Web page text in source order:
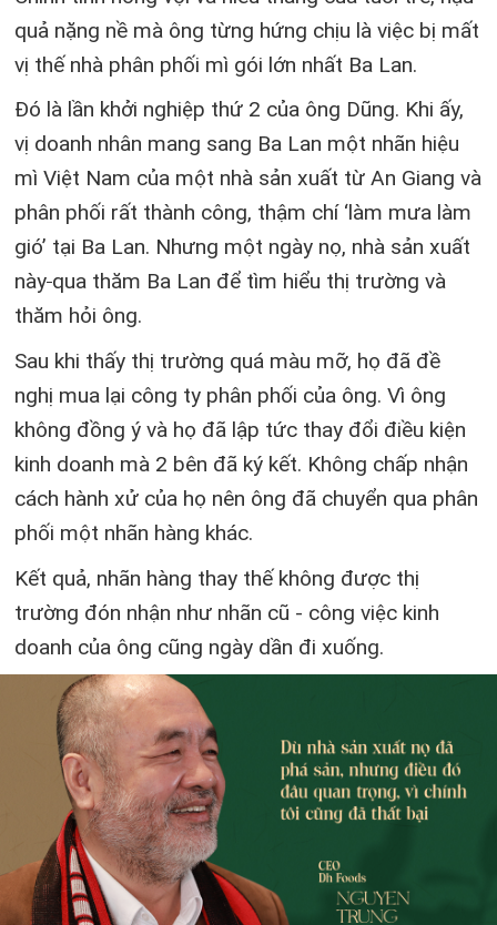
quả nặng nề mà ông từng hứng chịu là việc bị mất
vị thế nhà phân phối mì gói lớn nhất Ba Lan.
Đó là lần khởi nghiệp thứ 2 của ông Dũng. Khi ấy,
vị doanh nhân mang sang Ba Lan một nhãn hiệu
mì Việt Nam của một nhà sản xuất từ An Giang và
phân phối rất thành công, thậm chí ‘làm mưa làm
gió’ tại Ba Lan. Nhưng một ngày nọ, nhà sản xuất
này qua thăm Ba Lan để tìm hiểu thị trường và
thăm hỏi ông.
Sau khi thấy thị trường quá màu mỡ, họ đã đề
nghị mua lại công ty phân phối của ông. Vì ông
không đồng ý và họ đã lập tức thay đổi điều kiện
kinh doanh mà 2 bên đã ký kết. Không chấp nhận
cách hành xử của họ nên ông đã chuyển qua phân
phối một nhãn hàng khác.
Kết quả, nhãn hàng thay thế không được thị
trường đón nhận như nhãn cũ - công việc kinh
doanh của ông cũng ngày dần đi xuống.